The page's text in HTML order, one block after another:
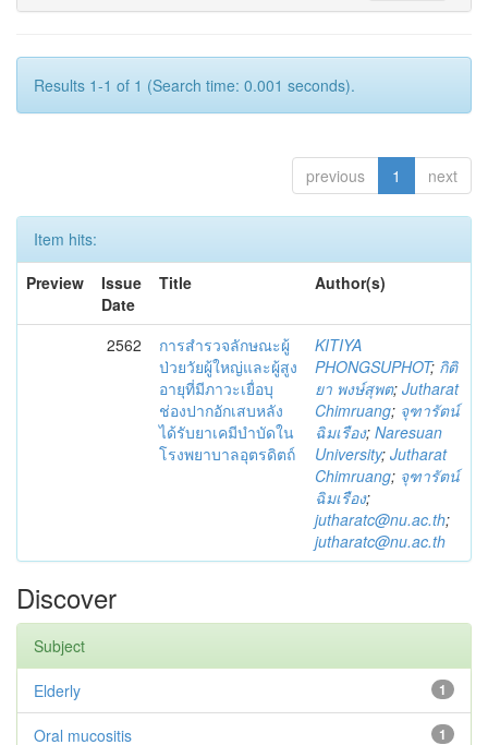
Results 1-1 of 1 (Search time: 0.001 seconds).
previous 1 next
Item hits:
Preview
Issue
Date
Title Author(s)
2562
การสำรวจลักษณะผู้
ป่วยวัยผู้ใหญ่และผู้สูง
อายุที่มีภาวะเยื่อบุ
ช่องปากอักเสบหลัง
ได้รับยาเคมีบำบัดใน
โรงพยาบาลอุตรดิตถ์
KITIYA
PHONGSUPHOT; กิติ
ยา พงษ์สุพต; Jutharat
Chimruang; จุฑารัตน์
ฉิมเรือง; Naresuan
University; Jutharat
Chimruang; จุฑารัตน์
ฉิมเรือง;
jutharatc@nu.ac.th;
jutharatc@nu.ac.th
Discover
Subject
1
Elderly
1
Oral mucositis